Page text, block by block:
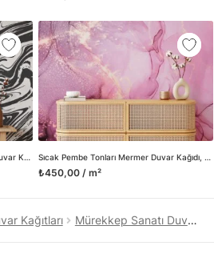
Koyu Gri ve Beyaz Sarmal Tasarım Duvar Kağıdı Sıcak Pembe Tonları Mermer Duvar Kağıdı, Rüya Gibi Pembe Mermer Duvar Kağıdı
₺450,00 / m²
Duvar tasarımının önemini
alanı olduğunu kabul
yelpazemizi sürekli genişletiyor ve
yanı sıra yeni trendlerin oluşumunda
olursa bizimle iletişime
Kağıtları Mürekkep Sanatı Duvar Kağıtları